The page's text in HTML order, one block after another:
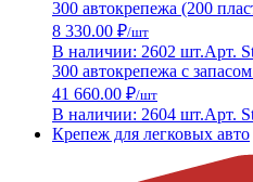
300 автокрепежа (200
8 330.00 ₽/шт
В наличии: 2602 шт.Арт.
300 автокрепежа с
41 660.00 ₽/шт
В наличии: 2604 шт.Арт.
Крепеж для легковых авто